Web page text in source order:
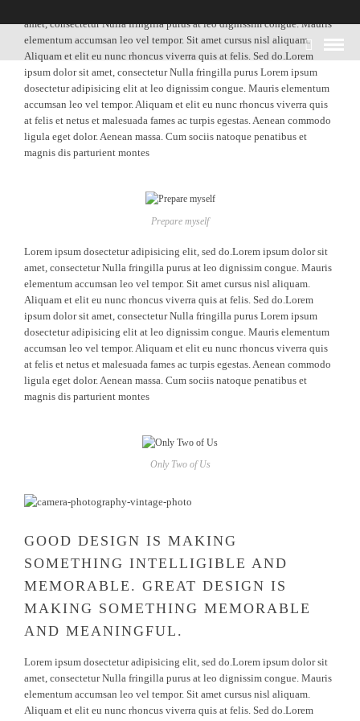
amet, consectetur Nulla fringilla purus at leo dignissim congue. Mauris
elementum accumsan leo vel tempor. Sit amet cursus nisl aliquam.
Aliquam et elit eu nunc rhoncus viverra quis at felis. Sed do.Lorem
ipsum dolor sit amet, consectetur Nulla fringilla purus Lorem ipsum
dosectetur adipisicing elit at leo dignissim congue. Mauris elementum
accumsan leo vel tempor. Aliquam et elit eu nunc rhoncus viverra quis
at felis et netus et malesuada fames ac turpis egestas. Aenean commodo
ligula eget dolor. Aenean massa. Cum sociis natoque penatibus et
magnis dis parturient montes
Prepare myself
Lorem ipsum dosectetur adipisicing elit, sed do.Lorem ipsum dolor sit
amet, consectetur Nulla fringilla purus at leo dignissim congue. Mauris
elementum accumsan leo vel tempor. Sit amet cursus nisl aliquam.
Aliquam et elit eu nunc rhoncus viverra quis at felis. Sed do.Lorem
ipsum dolor sit amet, consectetur Nulla fringilla purus Lorem ipsum
dosectetur adipisicing elit at leo dignissim congue. Mauris elementum
accumsan leo vel tempor. Aliquam et elit eu nunc rhoncus viverra quis
at felis et netus et malesuada fames ac turpis egestas. Aenean commodo
ligula eget dolor. Aenean massa. Cum sociis natoque penatibus et
magnis dis parturient montes
Only Two of Us
GOOD DESIGN IS MAKING
SOMETHING INTELLIGIBLE AND
MEMORABLE. GREAT DESIGN IS
MAKING SOMETHING MEMORABLE
AND MEANINGFUL.
Lorem ipsum dosectetur adipisicing elit, sed do.Lorem ipsum dolor sit
amet, consectetur Nulla fringilla purus at leo dignissim congue. Mauris
elementum accumsan leo vel tempor. Sit amet cursus nisl aliquam.
Aliquam et elit eu nunc rhoncus viverra quis at felis. Sed do.Lorem